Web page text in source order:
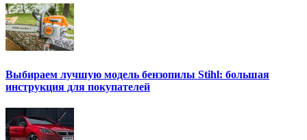
Выбираем лучшую модель бензопилы Stihl: большая
инструкция для покупателей